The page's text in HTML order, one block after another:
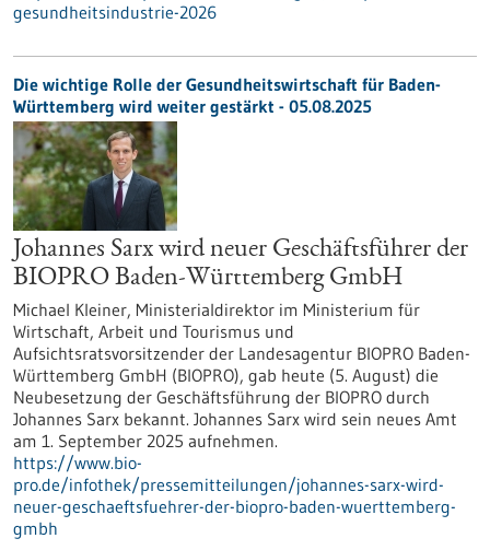
gesundheitsindustrie-2026
Die wichtige Rolle der Gesundheitswirtschaft für Baden-
Württemberg wird weiter gestärkt - 05.08.2025
Johannes Sarx wird neuer Geschäftsführer der
BIOPRO Baden-Württemberg GmbH
Michael Kleiner, Ministerialdirektor im Ministerium für
Wirtschaft, Arbeit und Tourismus und
Aufsichtsratsvorsitzender der Landesagentur BIOPRO Baden-
Württemberg GmbH (BIOPRO), gab heute (5. August) die
Neubesetzung der Geschäftsführung der BIOPRO durch
Johannes Sarx bekannt. Johannes Sarx wird sein neues Amt
am 1. September 2025 aufnehmen.
https://www.bio-
pro.de/infothek/pressemitteilungen/johannes-sarx-wird-
neuer-geschaeftsfuehrer-der-biopro-baden-wuerttemberg-
gmbh